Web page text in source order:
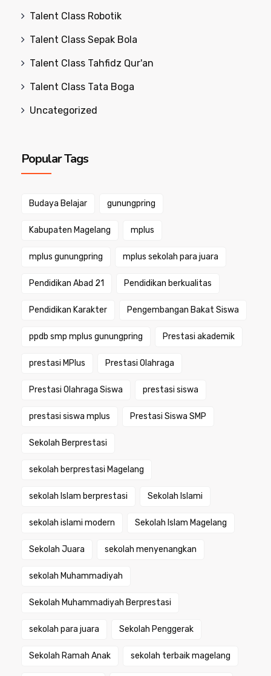
Talent Class Robotik
Talent Class Sepak Bola
Talent Class Tahfidz Qur'an
Talent Class Tata Boga
Uncategorized
Popular Tags
Budaya Belajar gunungpring
Kabupaten Magelang mplus
mplus gunungpring mplus sekolah para juara
Pendidikan Abad 21 Pendidikan berkualitas
Pendidikan Karakter Pengembangan Bakat Siswa
ppdb smp mplus gunungpring Prestasi akademik
prestasi MPlus Prestasi Olahraga
Prestasi Olahraga Siswa prestasi siswa
prestasi siswa mplus Prestasi Siswa SMP
Sekolah Berprestasi
sekolah berprestasi Magelang
sekolah Islam berprestasi Sekolah Islami
sekolah islami modern Sekolah Islam Magelang
Sekolah Juara sekolah menyenangkan
sekolah Muhammadiyah
Sekolah Muhammadiyah Berprestasi
sekolah para juara Sekolah Penggerak
Sekolah Ramah Anak sekolah terbaik magelang